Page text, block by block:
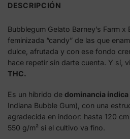
DESCRIPCIÓN
Bubblegum Gelato Barney’s Farm
feminizada “candy” de las que
dulce, afrutada y con ese fondo
hace repetir sin darte cuenta. Y sí,
THC.
Es un híbrido de dominancia
Indiana Bubble Gum), con una
agradecida en indoor: hasta 120
550 g/m² si el cultivo va fino.